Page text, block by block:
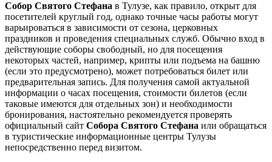
Собор Святого Стефана в Тулузе, как правило, открыт для
посетителей круглый год, однако точные часы работы могут
варьироваться в зависимости от сезона, церковных
праздников и проведения специальных служб. Обычно вход в
действующие соборы свободный, но для посещения
некоторых частей, например, крипты или подъема на башню
(если это предусмотрено), может потребоваться билет или
предварительная запись. Для получения самой актуальной
информации о часах посещения, стоимости билетов (если
таковые имеются для отдельных зон) и необходимости
бронирования, настоятельно рекомендуется проверять
официальный сайт Собора Святого Стефана или обращаться
в туристические информационные центры Тулузы
непосредственно перед визитом.